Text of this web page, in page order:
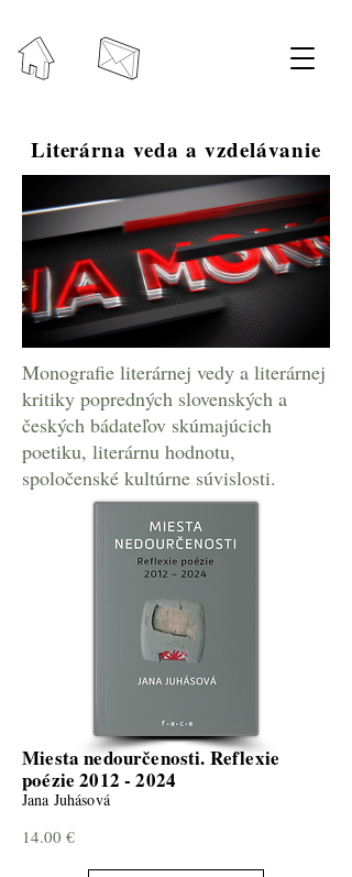
Literárna veda a vzdelávanie
Monografie literárnej vedy a literárnej
kritiky popredných slovenských a
českých bádateľov skúmajúcich
poetiku, literárnu hodnotu,
spoločenské kultúrne súvislosti.
Miesta nedourčenosti. Reflexie
poézie2012 - 2024
Jana Juhásová
14.00 €